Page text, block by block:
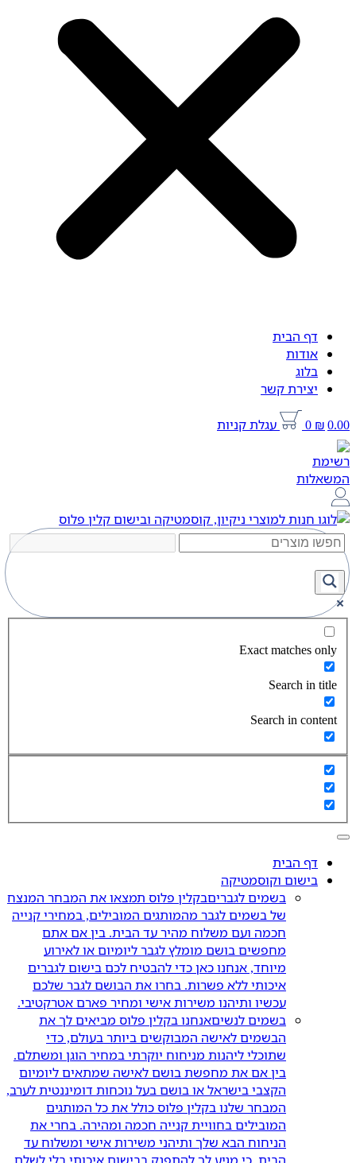
דף הבית
אודות
בלוג
יצירת קשר
₪0.00
0 עגלת קניות
Exact matches only
Search in title
Search in content
דף הבית
בישום וקוסמטיקה
בשמים לגבריםבקלין פלוס תמצאו את המבחר המנצח
של בשמים לגבר מהמותגים המובילים, במחירי קנייה
חכמה ועם משלוח מהיר עד הבית. בין אם אתם
מחפשים בושם מומלץ לגבר ליומיום או לאירוע
מיוחד, אנחנו כאן כדי להבטיח לכם בישום לגברים
איכותי ללא פשרות. בחרו את הבושם לגבר שלכם
עכשיו ותיהנו משירות אישי ומחיר פארם אטרקטיבי.
בשמים לנשיםאנחנו בקלין פלוס מביאים לך את
הבשמים לאישה המבוקשים ביותר בעולם, כדי
שתוכלי ליהנות מניחוח יוקרתי במחיר הוגן ומשתלם.
בין אם את מחפשת בושם לאישה שמתאים ליומיום
הקצבי בישראל או בושם בעל נוכחות דומיננטית לערב,
המבחר שלנו בקלין פלוס כולל את כל המותגים
המובילים בחוויית קנייה חכמה ומהירה. בחרי את
הניחוח הבא שלך ותיהני משירות אישי ומשלוח עד